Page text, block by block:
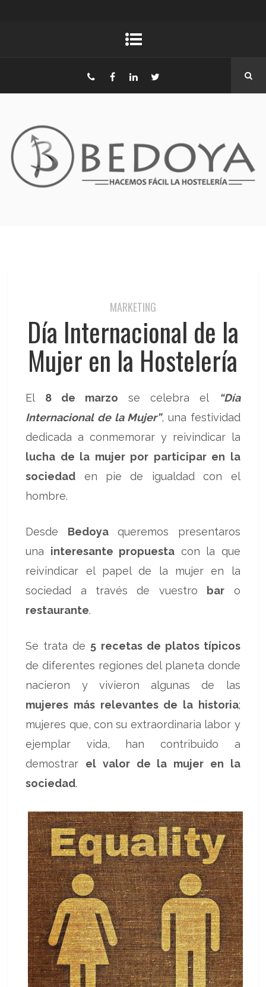
MARKETING
Día Internacional de la
Mujer en la Hostelería
El 8 de marzo se celebra el
“Día
Internacional de la Mujer”, una festividad
dedicada a conmemorar y reivindicar la
lucha de la mujer por participar en la
sociedad en pie de igualdad con el
hombre.
Desde Bedoyaqueremos presentaros
una interesante propuesta con la que
reivindicar el papel de la mujer en la
sociedad a través de vuestro
bar o
restaurante.
Se trata de 5 recetas de platos típicos
de diferentes regiones del planeta donde
nacieron y vivieron algunas de las
mujeres más relevantes de la historia;
mujeres que, con su extraordinaria labor y
ejemplar vida, han contribuido a
demostrar el valor de la mujer en la
sociedad.